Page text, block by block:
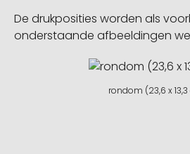
De drukposities worden als
onderstaande afbeeldingen
rondom (23,6 x